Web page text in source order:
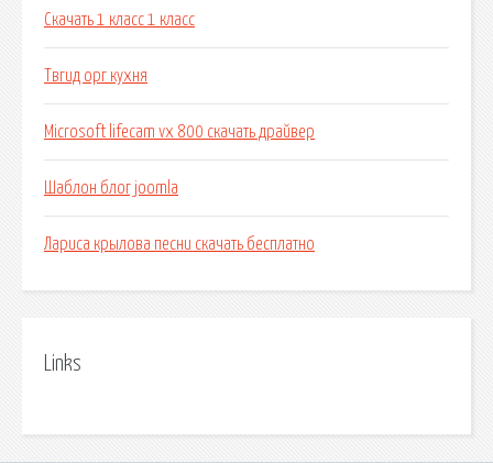
Скачать 1 класс 1 класс
Твгид орг кухня
Microsoft lifecam vx 800 скачать драйвер
Шаблон блог joomla
Лариса крылова песни скачать бесплатно
Links